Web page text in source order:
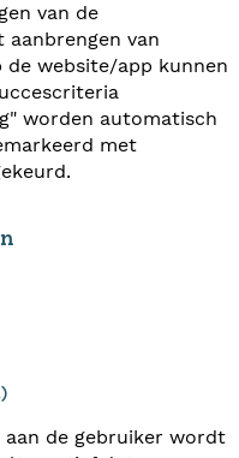
van de
van
de website/app kunnen
worden automatisch
met
de gebruiker wordt